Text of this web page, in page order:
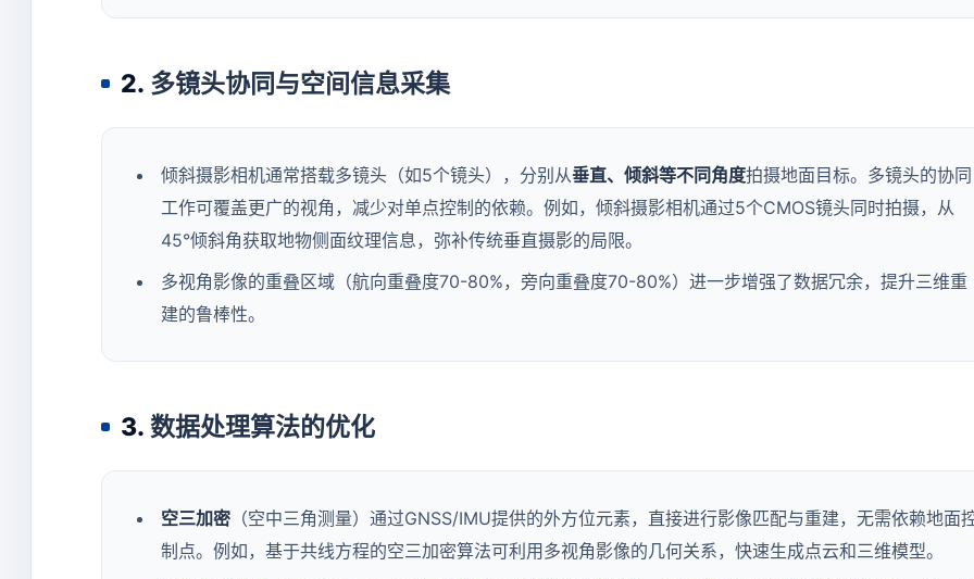
2. 多镜头协同与空间信息采集
倾斜摄影相机通常搭载多镜头（如5个镜头），分别从垂直、倾斜等不同角度拍摄地面目标。多镜头的协同
工作可覆盖更广的视角，减少对单点控制的依赖。例如，倾斜摄影相机通过5个CMOS镜头同时拍摄，从
45°倾斜角获取地物侧面纹理信息，弥补传统垂直摄影的局限。
多视角影像的重叠区域（航向重叠度70-80%，旁向重叠度70-80%）进一步增强了数据冗余，提升三维重
建的鲁棒性。
3. 数据处理算法的优化
空三加密 （空中三角测量）通过GNSS/IMU提供的外方位元素，直接进行影像匹配与重建，无需依赖地面
制点。例如，基于共线方程的空三加密算法可利用多视角影像的几何关系，快速生成点云和三维模型。